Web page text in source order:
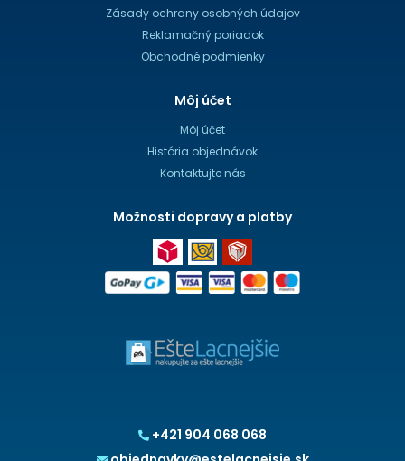
+421 904 068 068
Zásady ochrany osobných údajov
Reklamačný poriadok
Obchodné podmienky
Môj účet
Môj účet
História objednávok
Kontaktujte nás
Možnosti dopravy a platby